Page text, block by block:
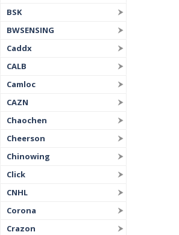
BSK
BWSENSING
Caddx
CALB
Camloc
CAZN
Chaochen
Cheerson
Chinowing
Click
CNHL
Corona
Crazon